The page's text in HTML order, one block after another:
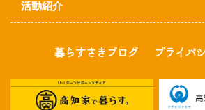
活動紹介
暮らすさきブログ プライバ